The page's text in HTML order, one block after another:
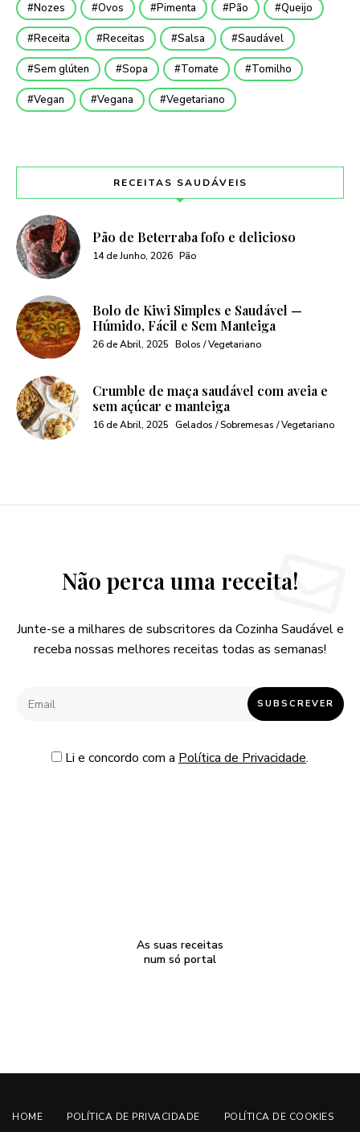
Nozes Ovos Pimenta Pão Queijo
Receita Receitas Salsa Saudável
Sem glúten Sopa Tomate Tomilho
Vegan Vegana Vegetariano
RECEITAS SAUDÁVEIS
Pão de Beterraba fofo e delicioso
14 de Junho, 2026 Pão
Bolo de Kiwi Simples e Saudável —
Húmido, Fácil e Sem Manteiga
26 de Abril, 2025 Bolos / Vegetariano
Crumble de maça saudável com aveia e
sem açúcar e manteiga
16 de Abril, 2025 Gelados / Sobremesas / Vegetariano
Não perca uma receita!
Junte-se a milhares de subscritores da Cozinha Saudável e
receba nossas melhores receitas todas as semanas!
Li e concordo com a Política de Privacidade.
As suas receitas
num só portal
HOME POLÍTICA DE PRIVACIDADE POLÍTICA DE COOKIES